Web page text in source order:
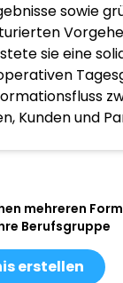
sowie
sie eine
Kunden und
mehreren
Berufsgruppe
erstellen